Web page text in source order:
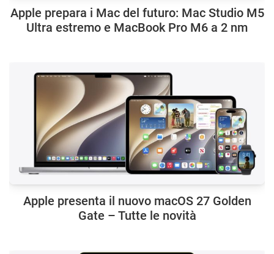
Apple prepara i Mac del futuro: Mac Studio M5
Ultra estremo e MacBook Pro M6 a 2 nm
Apple presenta il nuovo macOS 27 Golden
Gate – Tutte le novità